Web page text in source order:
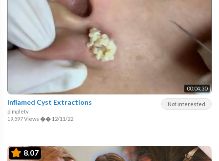
00:04:30
Not interested
Inflamed Cyst Extractions
pimpletv
19,597 Views �� 12/11/22
8.07